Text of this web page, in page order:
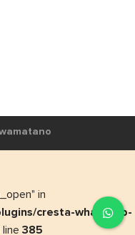
in
cresta-whatsapp-
385